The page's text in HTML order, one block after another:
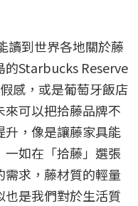
讀到世界各地關於藤
的Starbucks Reserve
感，或是葡萄牙飯店
可以把拾藤品牌不
升，像是讓藤家具能
如在「拾藤」選張
求，藤材質的輕量
是我們對於生活質